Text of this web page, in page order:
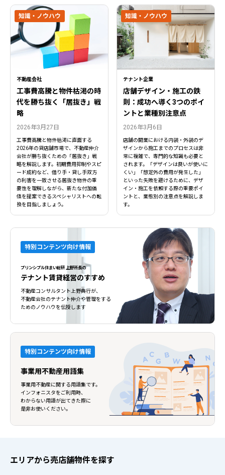
閉じる
不動産会社
工事費高騰と物件枯渇の時
代を勝ち抜く「居抜き」戦
略
2026年3月27日
工事費高騰と物件枯渇に直面する
2026年の貸店舗市場で、不動産仲介
会社が勝ち抜くための「居抜き」戦
略を解説します。初期費用抑制やスピ
ード成約など、借り手・貸し手双方
の利害を一致させる居抜き物件の重
要性を理解しながら、新たな付加価
値を提案できるスペシャリストへの転
換を目指しましょう。
知識・ノウハウ
テナント企業
店舗デザイン・施工の鉄
則：成功へ導く3つのポイ
ントと業種別注意点
2026年3月6日
店舗の開業における内装・外装のデ
ザインから施工までのプロセスは非
常に複雑で、専門的な知識も必要と
されます。「デザインは良いが使いに
くい」「想定外の費用が発生した」
といった失敗を避けるために、デザ
イン・施工を依頼する際の重要ポイ
ントと、業態別の注意点を解説しま
す。
知識・ノウハウ
特別コンテンツ向け情報
プリンシプル住まい総研 上野所長の
テナント賃貸経営のすすめ
不動産コンサルタント上野典行が、
不動産会社のテナント仲介や管理をする
ためのノウハウを伝授します
特別コンテンツ向け情報
事業用不動産用語集
事業用不動産に関する用語集です。
インフォニスタをご利用時、
わからない用語が出てきた際に
是非お使いください。
エリアから売店舗物件を探す